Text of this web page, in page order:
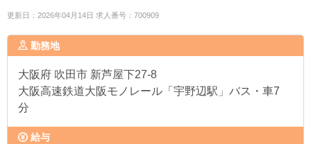
更新日：2026年04月14日 求人番号：700909
勤務地
大阪府 吹田市 新芦屋下27-8
大阪高速鉄道大阪モノレール「宇野辺駅」バス・車7
分
給与